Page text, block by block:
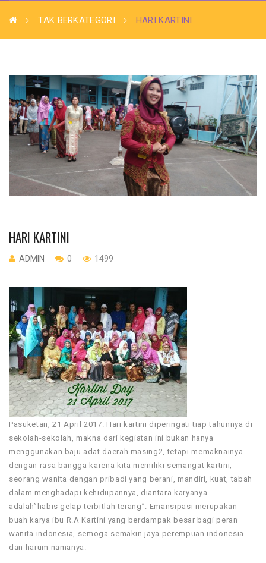
TAK BERKATEGORI HARI KARTINI
HARI KARTINI
ADMIN 0 1499
Pasuketan, 21 April 2017. Hari kartini diperingati tiap tahunnya di
sekolah-sekolah, makna dari kegiatan ini bukan hanya
menggunakan baju adat daerah masing2, tetapi memaknainya
dengan rasa bangga karena kita memiliki semangat kartini,
seorang wanita dengan pribadi yang berani, mandiri, kuat, tabah
dalam menghadapi kehidupannya, diantara karyanya
adalah”habis gelap terbitlah terang”. Emansipasi merupakan
buah karya ibu R.A Kartini yang berdampak besar bagi peran
wanita indonesia, semoga semakin jaya perempuan indonesia
dan harum namanya.